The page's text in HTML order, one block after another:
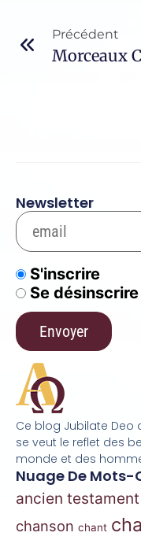
Précédent
Ce blog Jubilate Deo
se veut le reflet des
monde et des
Nuage De Mots-
ancien testament
chanson chant
Newsletter
S'inscrire
Se désinscrire